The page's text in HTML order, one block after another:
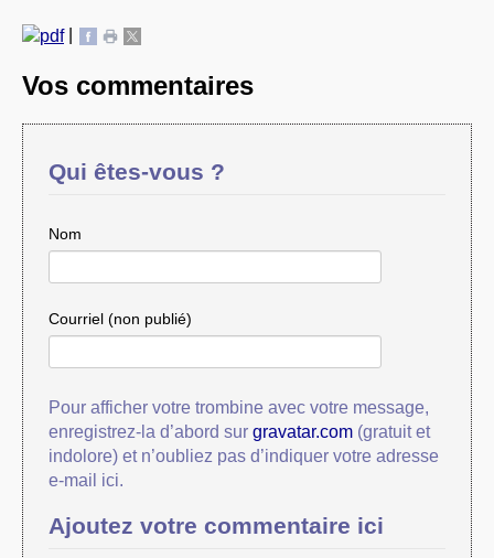
|
Vos commentaires
Qui êtes-vous ?
Nom
Courriel (non publié)
Pour afficher votre trombine avec votre message,
enregistrez-la d’abord sur gravatar.com(gratuit et
indolore) et n’oubliez pas d’indiquer votre adresse
e-mail ici.
Ajoutez votre commentaire ici